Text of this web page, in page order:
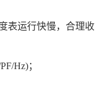
表运行快慢，合理收
Hz)；